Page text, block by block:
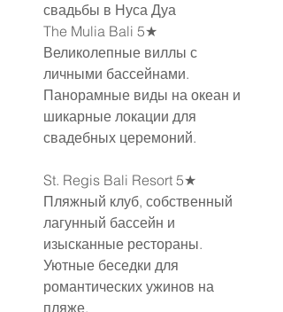
свадьбы в Нуса Дуа
The Mulia Bali 5★
Великолепные виллы с
личными бассейнами.
Панорамные виды на океан и
шикарные локации для
свадебных церемоний.
St. Regis Bali Resort 5★
Пляжный клуб, собственный
лагунный бассейн и
изысканные рестораны.
Уютные беседки для
романтических ужинов на
пляже.